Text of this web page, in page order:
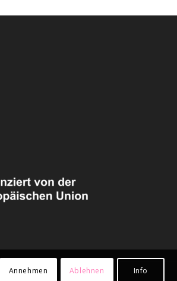
Annehmen Ablehnen Info